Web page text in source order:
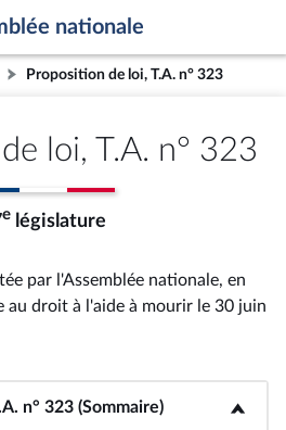
nationale
Proposition de loi, T.A. n° 323
loi, T.A. n° 323
e législature
par l'Assemblée nationale, en
au droit à l'aide à mourir le 30 juin
n° 323 (Sommaire)
T.A. n° 323 (Sommaire)</b>